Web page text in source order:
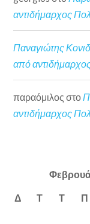
αντιδήμαρχος
Παναγιώτης
από
παραόμιλος στο
αντιδήμαρχος
Δ Τ Τ Π